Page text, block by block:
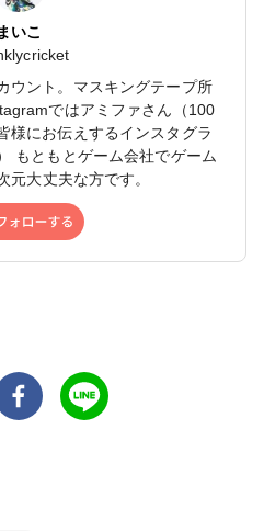
いこ
ウント。マスキングテープ所
ではアミファさん（100
様にお伝えするインスタグラ
もともとゲーム会社でゲーム
大丈夫な方です。